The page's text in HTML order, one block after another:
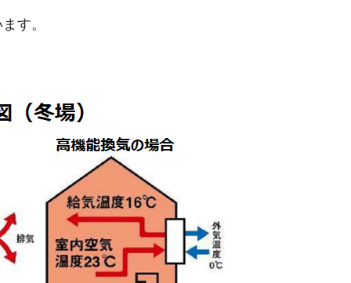
す。